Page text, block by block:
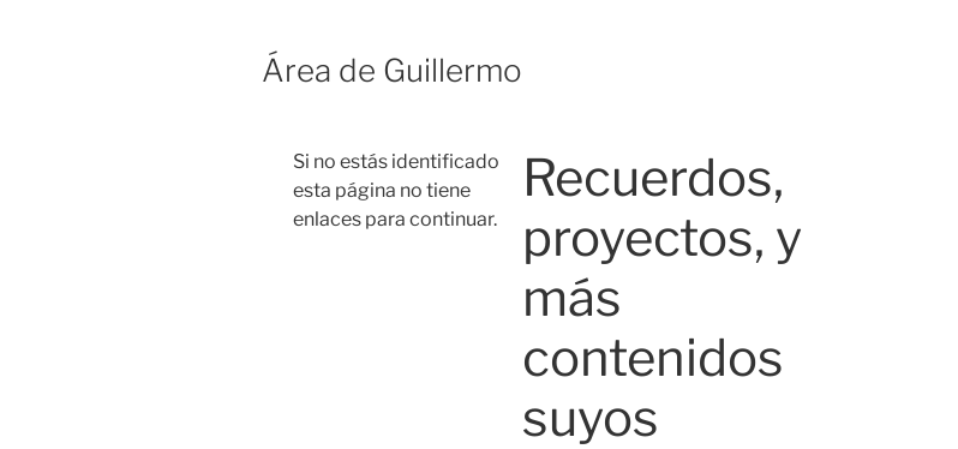
Área de Guillermo
Si no estás identificado
esta página no tiene
enlaces para continuar.
Recuerdos,
proyectos, y
más
contenidos
suyos